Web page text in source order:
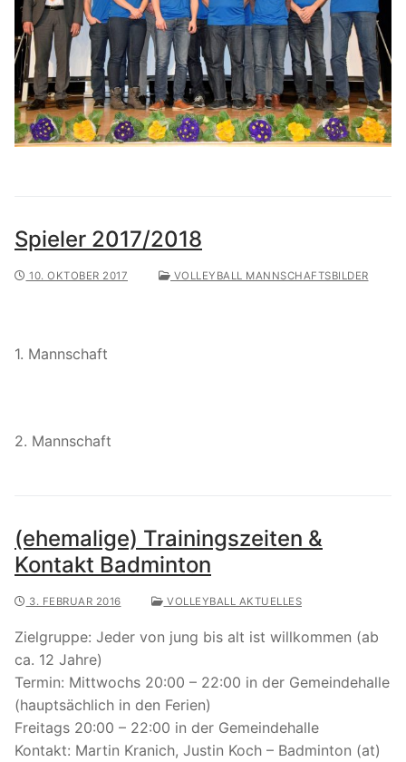
Spieler 2017/2018
10. OKTOBER 2017 VOLLEYBALL MANNSCHAFTSBILDER
1. Mannschaft
2. Mannschaft
(ehemalige) Trainingszeiten &
Kontakt Badminton
3. FEBRUAR 2016 VOLLEYBALL AKTUELLES
Zielgruppe: Jeder von jung bis alt ist willkommen (ab
ca. 12 Jahre)
Termin: Mittwochs 20:00 – 22:00 in der Gemeindehalle
(hauptsächlich in den Ferien)
Freitags 20:00 – 22:00 in der Gemeindehalle
Kontakt: Martin Kranich, Justin Koch – Badminton (at)